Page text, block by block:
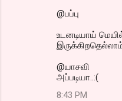
@பப்பு
உடனடியாய்
@யாசவி
அப்படியா..:(
8:43 PM